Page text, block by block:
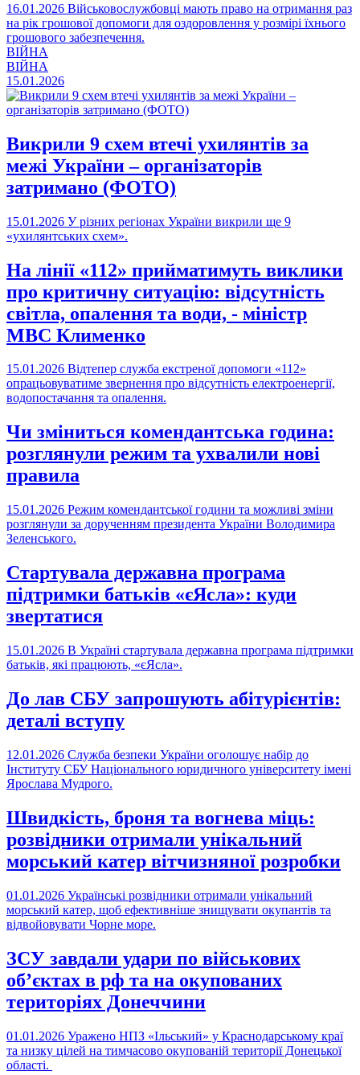
16.01.2026 Військовослужбовці мають право на отримання раз
на рік грошової допомоги для оздоровлення у розмірі їхнього
грошового забезпечення.
ВІЙНА
ВІЙНА
15.01.2026
Викрили 9 схем втечі ухилянтів за
межі України – організаторів
затримано (ФОТО)
15.01.2026 У різних регіонах України викрили ще 9
«ухилянтських схем».
На лінії «112» прийматимуть виклики
про критичну ситуацію: відсутність
світла, опалення та води, - міністр
МВС Клименко
15.01.2026 Відтепер служба екстреної допомоги «112»
опрацьовуватиме звернення про відсутність електроенергії,
водопостачання та опалення.
Чи зміниться комендантська година:
розглянули режим та ухвалили нові
правила
15.01.2026 Режим комендантської години та можливі зміни
розглянули за дорученням президента України Володимира
Зеленського.
Стартувала державна програма
підтримки батьків «єЯсла»: куди
звертатися
15.01.2026 В Україні стартувала державна програма підтримки
батьків, які працюють, «єЯсла».
До лав СБУ запрошують абітурієнтів:
деталі вступу
12.01.2026 Служба безпеки України оголошує набір до
Інституту СБУ Національного юридичного університету імені
Ярослава Мудрого.
Швидкість, броня та вогнева міць:
розвідники отримали унікальний
морський катер вітчизняної розробки
01.01.2026 Українські розвідники отримали унікальний
морський катер, щоб ефективніше знищувати окупантів та
відвойовувати Чорне море.
ЗСУ завдали удари по військових
обʼєктах в рф та на окупованих
територіях Донеччини
01.01.2026 Уражено НПЗ «Ільський» у Краснодарському краї
та низку цілей на тимчасово окупованій території Донецької
області.